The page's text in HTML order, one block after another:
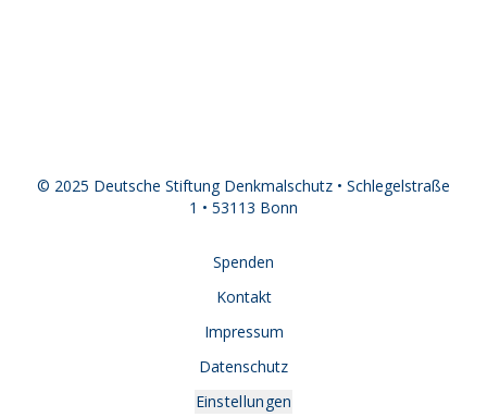
© 2025 Deutsche Stiftung Denkmalschutz • Schlegelstraße
1 • 53113 Bonn
Spenden
Kontakt
Impressum
Datenschutz
Einstellungen